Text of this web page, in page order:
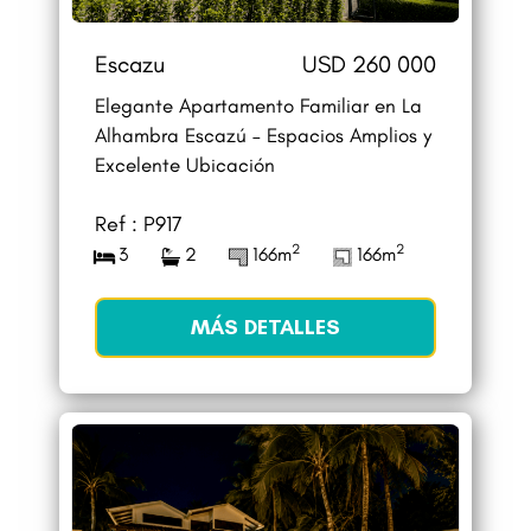
Escazu USD 260 000
Elegante Apartamento Familiar en La
Alhambra Escazú – Espacios Amplios y
Excelente Ubicación
Ref : P917
3 2 166m2 166m2
MÁS DETALLES